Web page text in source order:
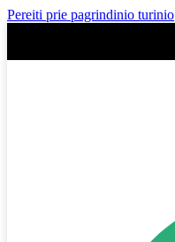
Pereiti prie pagrindinio turinio